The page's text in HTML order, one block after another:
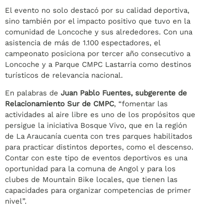
El evento no solo destacó por su calidad deportiva,
sino también por el impacto positivo que tuvo en la
comunidad de Loncoche y sus alrededores. Con una
asistencia de más de 1.100 espectadores, el
campeonato posiciona por tercer año consecutivo a
Loncoche y a Parque CMPC Lastarria como destinos
turísticos de relevancia nacional.
En palabras de Juan Pablo Fuentes, subgerente de
Relacionamiento Sur de CMPC, “fomentar las
actividades al aire libre es uno de los propósitos que
persigue la iniciativa Bosque Vivo, que en la región
de La Araucanía cuenta con tres parques habilitados
para practicar distintos deportes, como el descenso.
Contar con este tipo de eventos deportivos es una
oportunidad para la comuna de Angol y para los
clubes de Mountain Bike locales, que tienen las
capacidades para organizar competencias de primer
nivel”.